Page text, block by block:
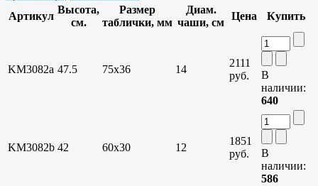
Артикул
Высота,
см.
Размер
таблички, мм
Диам.
чаши, см
Цена Купить
KM3082a 47.5 75х36 14
2111
руб.
В
наличии:
640
KM3082b 42 60х30 12
1851
руб.
В
наличии:
586